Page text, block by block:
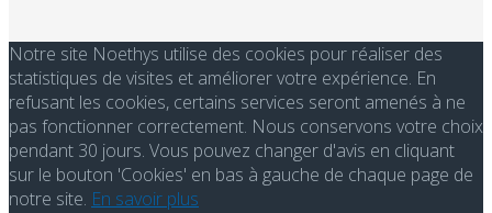
Notre site Noethys utilise des cookies pour réaliser des
statistiques de visites et améliorer votre expérience. En
refusant les cookies, certains services seront amenés à ne
pas fonctionner correctement. Nous conservons votre choix
pendant 30 jours. Vous pouvez changer d'avis en cliquant
sur le bouton 'Cookies' en bas à gauche de chaque page de
notre site. En savoir plus